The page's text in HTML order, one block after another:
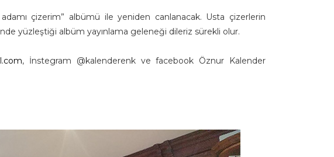
çizerim” albümü ile yeniden canlanacak. Usta çizerlerin
yüzleştiği albüm yayınlama geleneği dileriz sürekli olur.
, İnstegram @kalenderenk ve facebook Öznur Kalender